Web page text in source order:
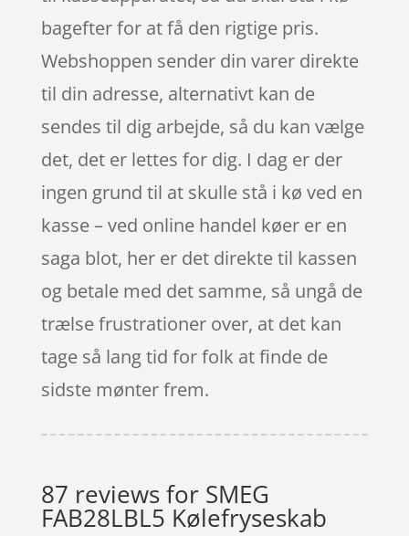
bagefter for at få den rigtige pris.
Webshoppen sender din varer direkte
til din adresse, alternativt kan de
sendes til dig arbejde, så du kan vælge
det, det er lettes for dig. I dag er der
ingen grund til at skulle stå i kø ved en
kasse – ved online handel køer er en
saga blot, her er det direkte til kassen
og betale med det samme, så ungå de
trælse frustrationer over, at det kan
tage så lang tid for folk at finde de
sidste mønter frem.
87 reviews for SMEG
FAB28LBL5 Kølefryseskab